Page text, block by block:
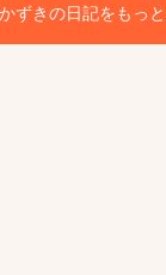
かずきの日記をもっ